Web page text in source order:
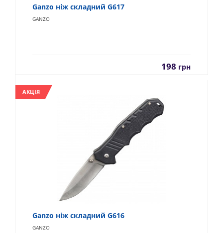
Ganzo ніж складний G617
GANZO
198 грн
АКЦІЯ
Ganzo ніж складний G616
GANZO